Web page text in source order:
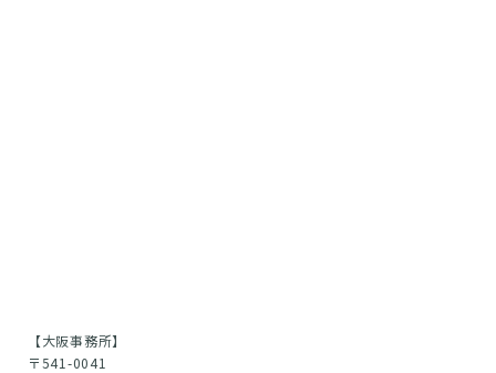
【大阪事務所】
〒541-0041